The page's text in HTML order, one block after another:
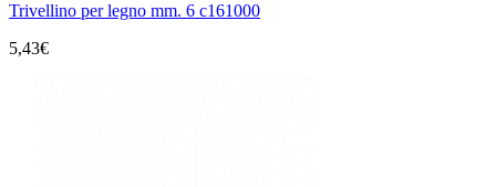
Trivellino per legno mm. 6 c161000
5,43€